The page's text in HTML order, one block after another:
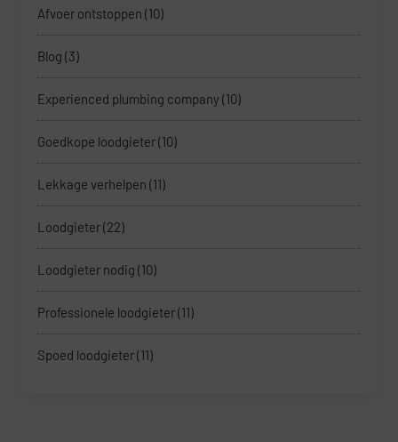
Afvoer ontstoppen (10)
Blog (3)
Experienced plumbing company(10)
Goedkope loodgieter(10)
Lekkage verhelpen (11)
Loodgieter(22)
Loodgieter nodig (10)
Professionele loodgieter(11)
Spoed loodgieter(11)